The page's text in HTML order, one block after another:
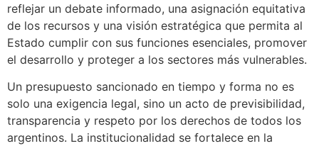
reflejar un debate informado, una asignación equitativa
de los recursos y una visión estratégica que permita al
Estado cumplir con sus funciones esenciales, promover
el desarrollo y proteger a los sectores más vulnerables.
Un presupuesto sancionado en tiempo y forma no es
solo una exigencia legal, sino un acto de previsibilidad,
transparencia y respeto por los derechos de todos los
argentinos. La institucionalidad se fortalece en la